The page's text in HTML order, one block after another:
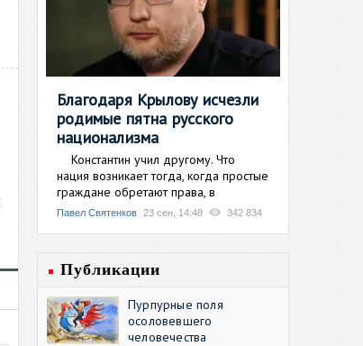
Благодаря Крылову исчезли
родимые пятна русского
национализма
Константин учил другому. Что
нация возникает тогда, когда простые
граждане обретают права, в
Павел Святенков 23 сен, 14:48 342 834
Публикации
Пурпурные поля
осоловевшего
человечества